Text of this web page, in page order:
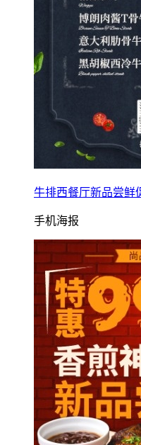
牛排西餐厅新品尝鲜
手机海报